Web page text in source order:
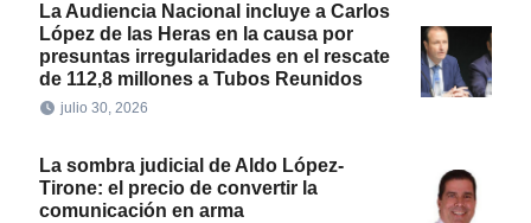
La Audiencia Nacional incluye a Carlos
López de las Heras en la causa por
presuntas irregularidades en el rescate
de 112,8 millones a Tubos Reunidos
julio 30, 2026
La sombra judicial de Aldo López-
Tirone: el precio de convertir la
comunicación en arma